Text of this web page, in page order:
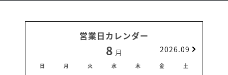
営業日カレンダー
8 月 2026.09
日 月 火 水 木 金 土